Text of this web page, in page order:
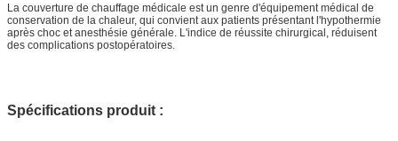
La couverture de chauffage médicale est un genre d'équipement médical de
conservation de la chaleur, qui convient aux patients présentant l'hypothermie
après choc et anesthésie générale. L'indice de réussite chirurgical, réduisent
des complications postopératoires.
Spécifications produit :